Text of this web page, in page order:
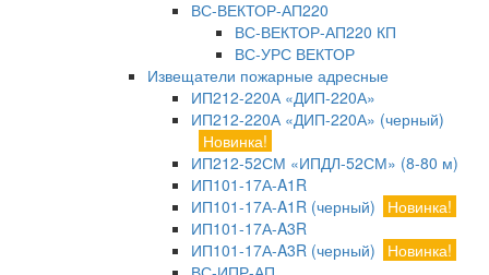
ВС-ВЕКТОР-АП220
ВС-ВЕКТОР-АП220 КП
ВС-УРС ВЕКТОР
Извещатели пожарные адресные
ИП212-220А «ДИП-220А»
ИП212-220А «ДИП-220А» (черный)
Новинка!
ИП212-52СМ «ИПДЛ-52СМ» (8-80 м)
ИП101-17А-A1R
ИП101-17А-A1R (черный)
Новинка!
ИП101-17А-A3R
ИП101-17А-A3R (черный)
Новинка!